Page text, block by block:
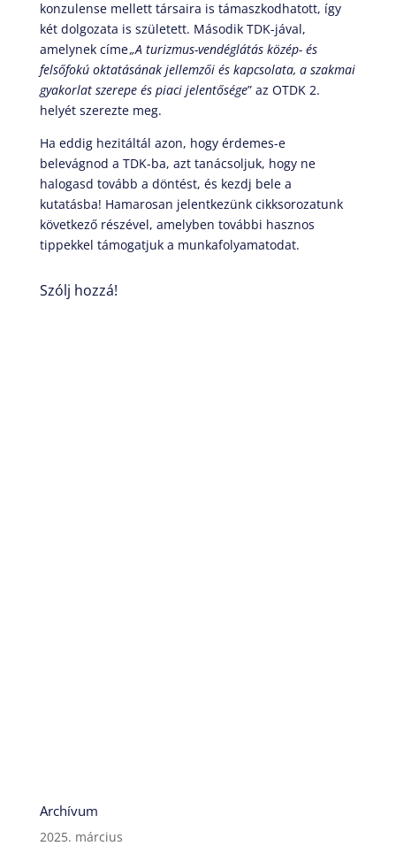
konzulense mellett társaira is támaszkodhatott, így
két dolgozata is született. Második TDK-jával,
amelynek címe„A turizmus-vendéglátás közép- és
felsőfokú oktatásának jellemzői és kapcsolata, a szakmai
gyakorlat szerepe és piaci jelentősége” az OTDK 2.
helyét szerezte meg.
Ha eddig hezitáltál azon, hogy érdemes-e
belevágnod a TDK-ba, azt tanácsoljuk, hogy ne
halogasd tovább a döntést, és kezdj bele a
kutatásba! Hamarosan jelentkezünk cikksorozatunk
következő részével, amelyben további hasznos
tippekkel támogatjuk a munkafolyamatodat.
Szólj hozzá!
Archívum
2025. március